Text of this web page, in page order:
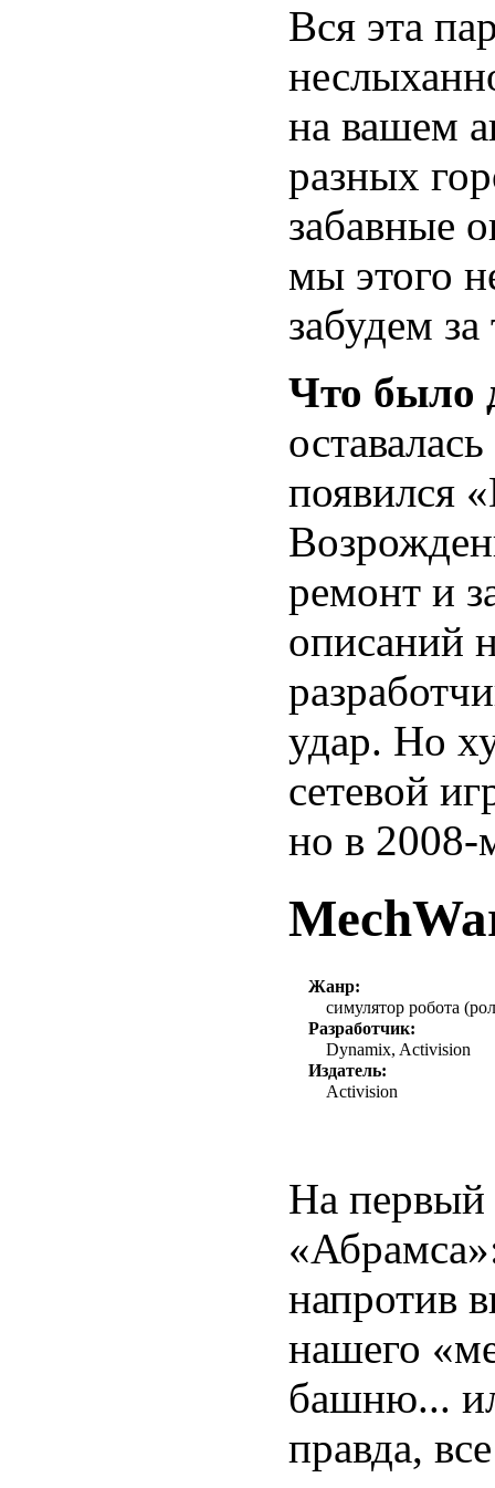
Вся эта
на вашем
разных
забавные
мы этого
забудем
Что было
появился
ремонт и
описаний
удар. Но
сетевой
но в 2008-
Жанр:
симулятор робота
Разработчик:
Dynamix, Activision
Издатель:
Activision
На первый
напротив
нашего
башню...
правда,